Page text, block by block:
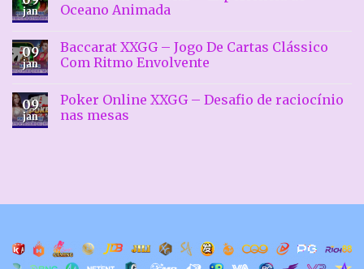
Empolgantes
Fácil
Pesca
Premiada
A
Caça
Ao
De
jan
Oceano Animada
em
Pesca
do
Mar
Experiência
09
jan
Baccarat XXGG – Jogo De Cartas Clássico
Com Ritmo Envolvente
em
XXGG
Envolvente
09
jan
Poker Online XXGG – Desafio de raciocínio
nas mesas
Desafio
mesas